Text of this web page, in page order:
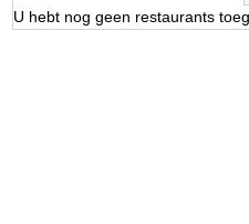
U hebt nog geen restaurants